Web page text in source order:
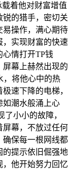
着他对财富增值
锐的猎手，密切关
易操作，满心期待
，实现财富的快速
情打开TP钱
幕上赫然出现的
，将他心中的热
速下降的电梯，
如潮水般涌上心
小小的故障，
屏幕，不放过任何
确保每一根网线都
的提示依旧倔强地
，他开始努力回忆